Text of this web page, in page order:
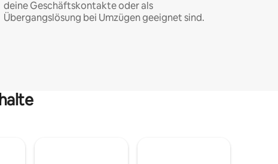
deine Geschäftskontakte oder als
Übergangslösung bei Umzügen geeignet sind.